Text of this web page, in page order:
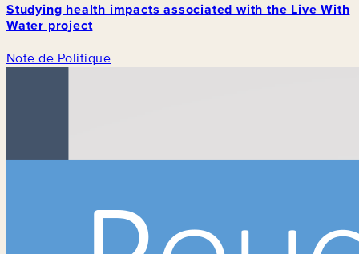
Studying health impacts associated with the Live With
Water project
Note de Politique